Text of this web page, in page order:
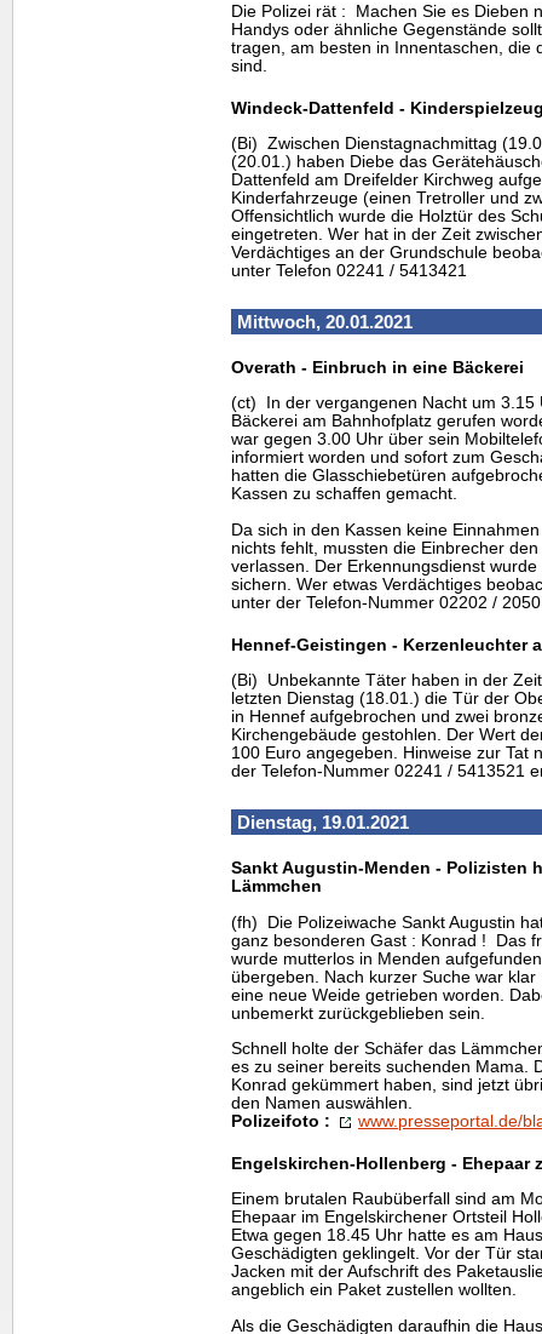
Die Polizei rät : Machen Sie es Dieben
Handys oder ähnliche Gegenstände
tragen, am besten in Innentaschen, die
sind.
Windeck-Dattenfeld -
(Bi) Zwischen Dienstagnachmittag
(20.01.) haben Diebe das
Dattenfeld am Dreifelder Kirchweg
Kinderfahrzeuge (einen Tretroller und
Offensichtlich wurde die Holztür des
eingetreten. Wer hat in der Zeit
Verdächtiges an der Grundschule
unter Telefon 02241 / 5413421
Mittwoch, 20.01.2021
Overath - Einbruch in eine Bäckerei
(ct) In der vergangenen Nacht um 3.15
Bäckerei am Bahnhofplatz gerufen
war gegen 3.00 Uhr über sein
informiert worden und sofort zum
hatten die Glasschiebetüren
Kassen zu schaffen gemacht.
Da sich in den Kassen keine
nichts fehlt, mussten die Einbrecher
verlassen. Der Erkennungsdienst
sichern. Wer etwas Verdächtiges
unter der Telefon-Nummer 02202 /
Hennef-Geistingen - Kerzenleuchter
(Bi) Unbekannte Täter haben in der
letzten Dienstag (18.01.) die Tür der
in Hennef aufgebrochen und zwei
Kirchengebäude gestohlen. Der Wert
100 Euro angegeben. Hinweise zur Tat
der Telefon-Nummer 02241 / 5413521
Dienstag, 19.01.2021
Sankt Augustin-Menden - Polizisten
Lämmchen
(fh) Die Polizeiwache Sankt Augustin
ganz besonderen Gast : Konrad ! Das
wurde mutterlos in Menden
übergeben. Nach kurzer Suche war
eine neue Weide getrieben worden.
unbemerkt zurückgeblieben sein.
Schnell holte der Schäfer das
es zu seiner bereits suchenden Mama.
Konrad gekümmert haben, sind jetzt
den Namen auswählen.
Polizeifoto :
www.presseportal.de/
Engelskirchen-Hollenberg - Ehepaar
Einem brutalen Raubüberfall sind am
Ehepaar im Engelskirchener Ortsteil
Etwa gegen 18.45 Uhr hatte es am
Geschädigten geklingelt. Vor der Tür
Jacken mit der Aufschrift des
angeblich ein Paket zustellen wollten.
Als die Geschädigten daraufhin die